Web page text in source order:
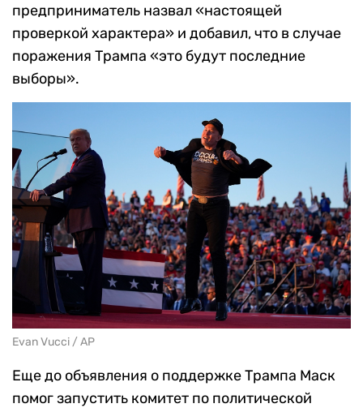
предприниматель назвал «настоящей
проверкой характера» и добавил, что в случае
поражения Трампа «это будут последние
выборы».
Evan Vucci / AP
Еще до объявления о поддержке Трампа Маск
помог запустить комитет по политической